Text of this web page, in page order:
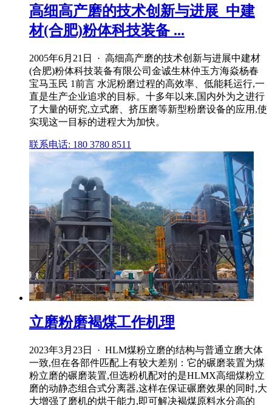
高细高产磨的技术创新与进展_中建
材(合肥)粉体科技装备 ...
2005年6月21日 · 高细高产磨的技术创新与进展中建材
(合肥)粉体科技装备有限公司金诚生林仲玉方海焱杨春
宝马玉民 1前言 水泥粉磨过程的高效率、低能耗运行,一
直是生产企业追求的目标。十多年以来,国内外为之进行
了大量的研究,立式磨、挤压磨等新型粉磨设备的应用,使
实现这一目标的进程大为加快。
联系电话: 180 3780 8511
立磨粉磨褐煤工作机理
2023年3月23日 · HLM煤粉立磨的结构与普通立磨大体
一致,但在各部件匹配上有较大差别：它的碾磨装置为煤
粉立磨的碾磨装置,但选粉机配对的是HLMX高细煤粉立
磨的动静态组合式分离器,这样在保证碾磨效果的同时,大
大增强了磨机的烘干能力,即可解决褐煤原料水分高的